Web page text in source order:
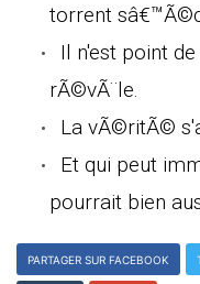
torrent
Il n'est point
rÃ©vÃ¨le.
La vÃ©ritÃ©
Et qui peut
pourrait bien
PARTAGER SUR FACEBOOK